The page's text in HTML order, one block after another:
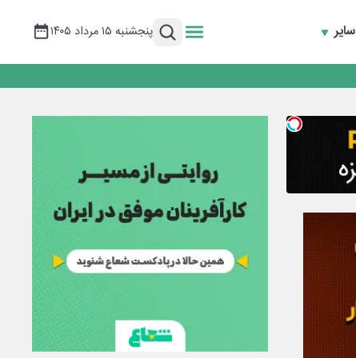
سایر پنجشنبه ۱۵ مرداد ۱۴۰۵